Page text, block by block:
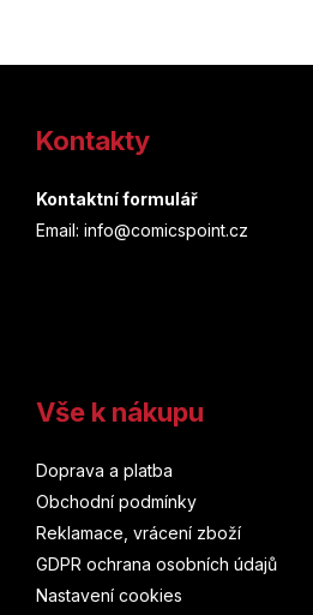
Kontakty
Kontaktní formulář
Email: info@comicspoint.cz
Vše k nákupu
Doprava a platba
Obchodní podmínky
Reklamace, vrácení zboží
GDPR ochrana osobních údajů
Nastavení cookies